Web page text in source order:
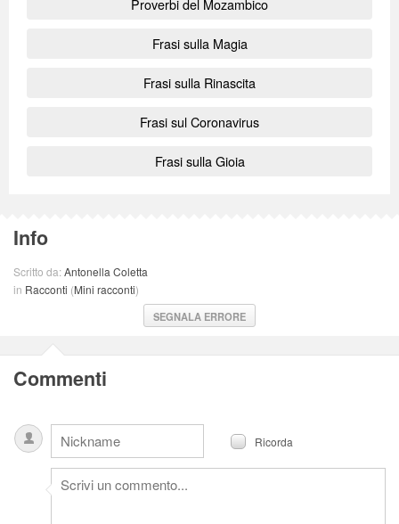
Proverbi del Mozambico
Frasi sulla Magia
Frasi sulla Rinascita
Frasi sul Coronavirus
Frasi sulla Gioia
Info
Scritto da:Antonella Coletta
in Racconti (Mini racconti)
SEGNALA ERRORE
Commenti
Ricorda